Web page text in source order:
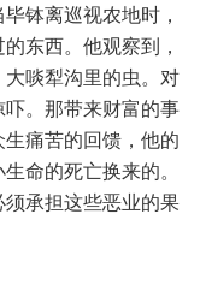
钵离巡视农地时，
东西。他观察到，
啖犁沟里的虫。对
。那带来财富的事
痛苦的回馈，他的
命的死亡换来的。
承担这些恶业的果